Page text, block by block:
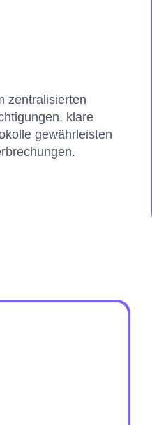
zentralisierten
klare
gewährleisten